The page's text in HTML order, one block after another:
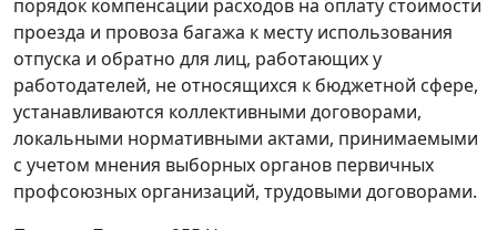
порядок компенсации расходов на оплату стоимости
проезда и провоза багажа к месту использования
отпуска и обратно для лиц, работающих у
работодателей, не относящихся к бюджетной сфере,
устанавливаются коллективными договорами,
локальными нормативными актами, принимаемыми
с учетом мнения выборных органов первичных
профсоюзных организаций, трудовыми договорами.